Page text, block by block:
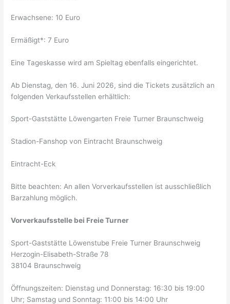
Erwachsene: 10 Euro
Ermäßigt*: 7 Euro
Eine Tageskasse wird am Spieltag ebenfalls eingerichtet.
Ab Dienstag, den 16. Juni 2026, sind die Tickets zusätzlich an
folgenden Verkaufsstellen erhältlich:
Sport-Gaststätte Löwengarten Freie Turner Braunschweig
Stadion-Fanshop von Eintracht Braunschweig
Eintracht-Eck
Bitte beachten: An allen Vorverkaufsstellen ist ausschließlich
Barzahlung möglich.
Vorverkaufsstelle bei Freie Turner
Sport-Gaststätte Löwenstube Freie Turner Braunschweig
Herzogin-Elisabeth-Straße 78
38104 Braunschweig
Öffnungszeiten: Dienstag und Donnerstag: 16:30 bis 19:00
Uhr; Samstag und Sonntag: 11:00 bis 14:00 Uhr